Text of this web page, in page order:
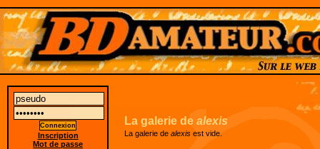
La galerie de alexis
La galerie de alexis est vide.
Inscription
Mot de passe